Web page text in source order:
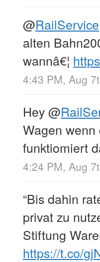
@RailService
alten
wannâ€¦
4:43 PM, Aug
Hey@
Wagen
funktiomiert
4:24 PM, Aug
“Bis dahin
privat zu
Stiftung
https://t.co/